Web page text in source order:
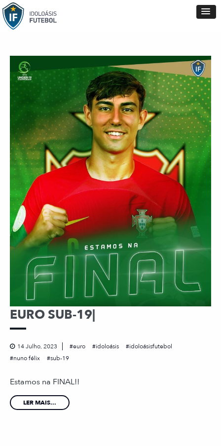
EURO SUB-19|
14 Julho, 2023 euro idoloásis
idoloásisfutebol
nuno félix
sub-19
Estamos na FINAL!!
LER MAIS...